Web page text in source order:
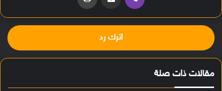
اترك رد
مقالات ذات صلة